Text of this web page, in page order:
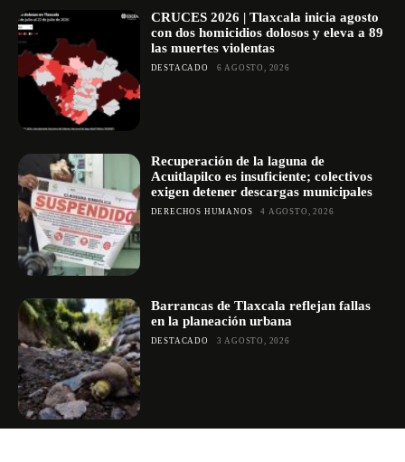
CRUCES 2026 | Tlaxcala inicia agosto
con dos homicidios dolosos y eleva a 89
las muertes violentas
DESTACADO 6 AGOSTO, 2026
Recuperación de la laguna de
Acuitlapilco es insuficiente; colectivos
exigen detener descargas municipales
DERECHOS HUMANOS 4 AGOSTO, 2026
Barrancas de Tlaxcala reflejan fallas
en la planeación urbana
DESTACADO 3 AGOSTO, 2026